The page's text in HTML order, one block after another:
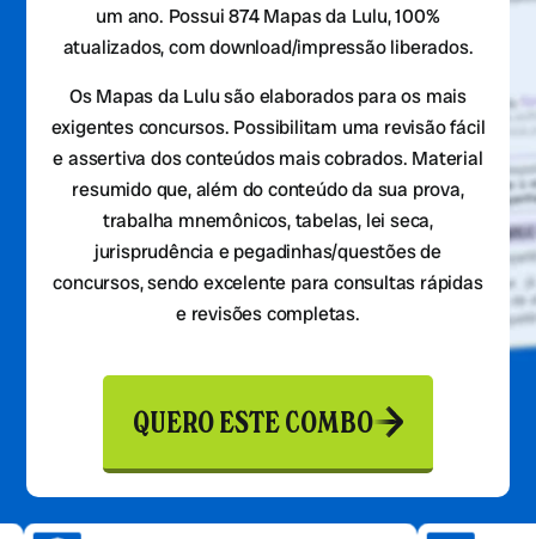
um ano. Possui 874 Mapas da Lulu, 100%
atualizados, com download/impressão liberados.
Os Mapas da Lulu são elaborados para os mais
exigentes concursos. Possibilitam uma revisão fácil
e assertiva dos conteúdos mais cobrados. Material
resumido que, além do conteúdo da sua prova,
trabalha mnemônicos, tabelas, lei seca,
jurisprudência e pegadinhas/questões de
concursos, sendo excelente para consultas rápidas
e revisões completas.
QUERO ESTE COMBO